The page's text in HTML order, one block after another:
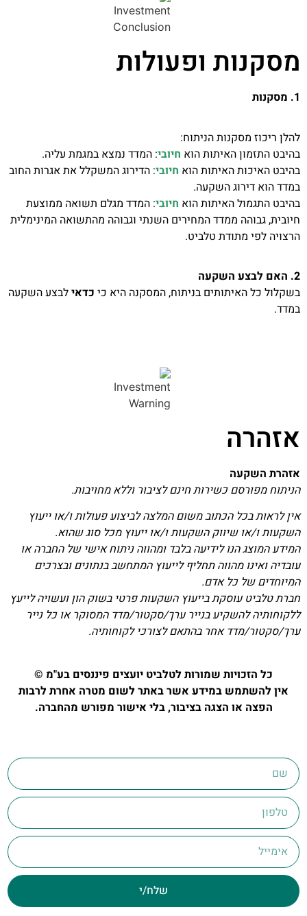
מסקנות ופעולות
1. מסקנות
להלן ריכוז מסקנות הניתוח:
בהיבט התזמון האיתות הוא חיובי: המדד נמצא במגמת עליה.
בהיבט האיכות האיתות הוא חיובי: הדירוג המשקלל את אגרות החוב
במדד הוא דירוג השקעה.
בהיבט התגמול האיתות הוא חיובי: המדד מגלם תשואה ממוצעת
חיובית, גבוהה ממדד המחירים השנתי וגבוהה מהתשואה המינימלית
הרצויה לפי מתודת טלביט.
2. האם לבצע השקעה
בשקלול כל האיתותים בניתוח, המסקנה היא כי כדאילבצע השקעה
במדד.
אזהרה
אזהרת השקעה
הניתוח מפורסם כשירות חינם לציבור וללא מחויבות.
אין לראות בכל הכתוב משום המלצה לביצוע פעולות ו/או ייעוץ
השקעות ו/או שיווק השקעות ו/או ייעוץ מכל סוג שהוא.
המידע המוצג הנו לידיעה בלבד ומהווה ניתוח אישי של החברה או
עובדיה ואינו מהווה תחליף לייעוץ המתחשב בנתונים ובצרכים
המיוחדים של כל אדם.
חברת טלביט עוסקת בייעוץ השקעות פרטי בשוק הון ועשויה לייעץ
ללקוחותיה להשקיע בנייר ערך/סקטור/מדד המסוקר או כל נייר
ערך/סקטור/מדד אחר בהתאם לצורכי לקוחותיה.
כל הזכויות שמורות לטלביט יועצים פיננסים בע"מ ©
אין להשתמש במידע אשר באתר לשום מטרה אחרת לרבות
הפצה או הצגה בציבור, בלי אישור מפורש מהחברה.
שלח/י